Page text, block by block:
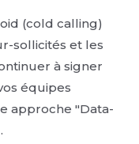
(cold calling)
sollicités et les
à signer
équipes
approche "Data-